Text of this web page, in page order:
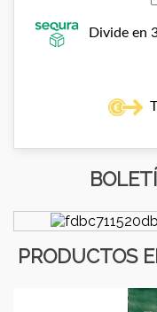
Divide en
PRODUCTOS